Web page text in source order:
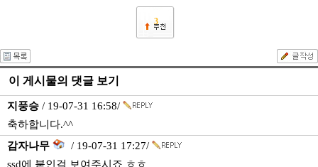
3
이 게시물의 댓글 보기
지풍승 / 19-07-31 16:58/
축하합니다.^^
감자나무
/ 19-07-31 17:27/
ssd에 붙인걸 보여주시죠 ㅎㅎ